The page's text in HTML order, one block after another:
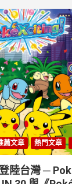
薦文章 熱門文章
陸台灣 ─